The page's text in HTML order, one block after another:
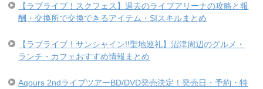
【ラブライブ！スクフェス】過去のライブアリーナの攻略と報
酬・交換所で交換できるアイテム・SIスキルまとめ
【ラブライブ！サンシャイン!!聖地巡礼】沼津周辺のグルメ・
ランチ・カフェおすすめ情報まとめ
Aqours 2ndライブツアーBD/DVD発売決定！発売日・予約・特